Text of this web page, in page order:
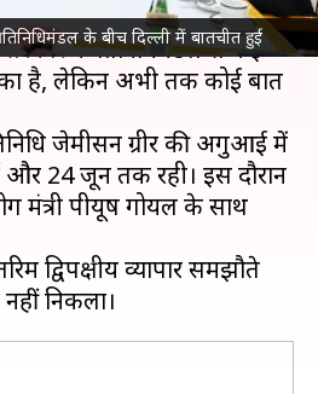
के बीच दिल्ली में बातचीत हुई
भारत के साथ व्यापार समझौते
के प्रतिनिधिमंडल से कई
है, लेकिन अभी तक कोई बात
जेमीसन ग्रीर की अगुआई में
24 जून तक रही। इस दौरान
मंत्री पीयूष गोयल के साथ
द्विपक्षीय व्यापार समझौते